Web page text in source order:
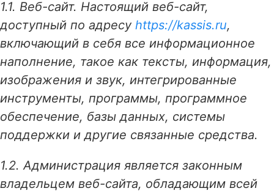
1.1. Веб-сайт. Настоящий веб-сайт,
доступный по адресу https://kassis.ru,
включающий в себя все информационное
наполнение, такое как тексты, информация,
изображения и звук, интегрированные
инструменты, программы, программное
обеспечение, базы данных, системы
поддержки и другие связанные средства.
1.2. Администрация является законным
владельцем веб-сайта, обладающим всей